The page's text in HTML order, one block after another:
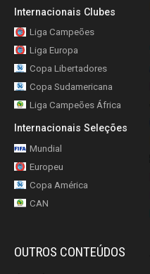
Internacionais Clubes
Liga Campeões
Liga Europa
Copa Libertadores
Copa Sudamericana
Liga Campeões África
Internacionais Seleções
Mundial
Europeu
Copa América
CAN
OUTROS CONTEÚDOS